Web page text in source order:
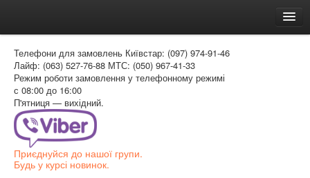
Доставка и оплата
Как заказать
Контакти
Таблиця розмірів
Вхід для покупця
Телефони для замовлень Київстар: (097) 974-91-46
Лайф: (063) 527-76-88 МТС: (050) 967-41-33
Режим роботи замовлення у телефонному режимі
с 08:00 до 16:00
П'ятниця — вихідний.
Приєднуйся до нашої групи.
Будь у курсі новинок.